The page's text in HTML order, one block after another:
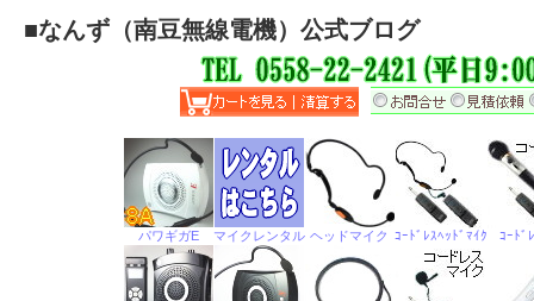
■なんず（南豆無線電機）公式ブログ